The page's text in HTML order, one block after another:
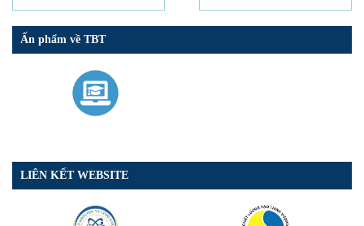
Ấn phẩm về TBT
LIÊN KẾT WEBSITE